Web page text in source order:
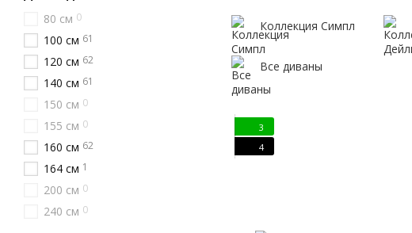
Коллекция Симпл
Все диваны
3
4
80 см 0
100 см 61
120 см 62
140 см 61
150 см 0
155 см 0
160 см 62
164 см 1
200 см 0
240 см 0